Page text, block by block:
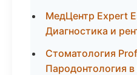
МедЦентр Expert
Диагностика и
Стоматология
Пародонтология